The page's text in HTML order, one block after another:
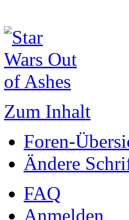
Zum Inhalt
Foren-
Ändere
FAQ
Anmelden